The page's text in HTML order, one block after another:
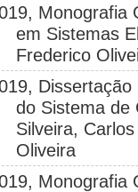
Monografia
em Sistemas
Frederico
do Sistema de
Silveira,
Oliveira
Monografia